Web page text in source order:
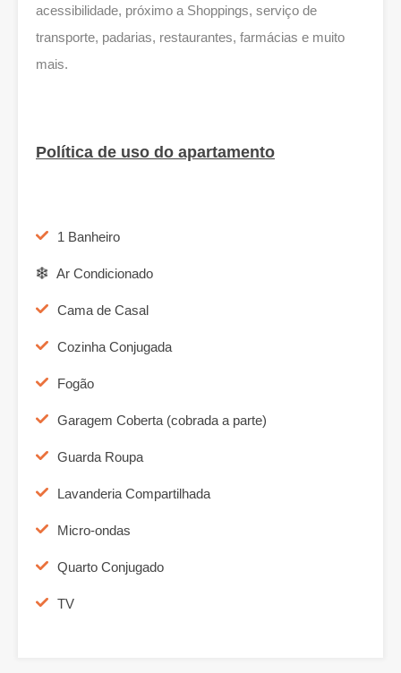
acessibilidade, próximo a Shoppings, serviço de
transporte, padarias, restaurantes, farmácias e muito
mais.
Política de uso do apartamento
1 Banheiro
Ar Condicionado
Cama de Casal
Cozinha Conjugada
Fogão
Garagem Coberta (cobrada a parte)
Guarda Roupa
Lavanderia Compartilhada
Micro-ondas
Quarto Conjugado
TV